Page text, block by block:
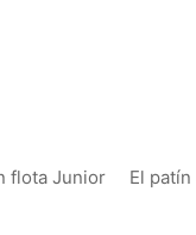
flota Junior El